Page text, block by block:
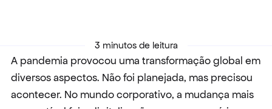
3 minutos de leitura
A pandemia provocou uma transformação global em
diversos aspectos. Não foi planejada, mas precisou
acontecer. No mundo corporativo, a mudança mais